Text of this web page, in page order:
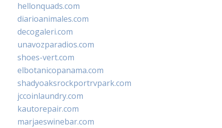
hellonquads.com
diarioanimales.com
decogaleri.com
unavozparadios.com
shoes-vert.com
elbotanicopanama.com
shadyoaksrockportrvpark.com
jccoinlaundry.com
kautorepair.com
marjaeswinebar.com